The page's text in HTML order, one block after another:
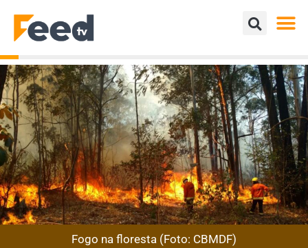
Fogo na floresta (Foto: CBMDF)